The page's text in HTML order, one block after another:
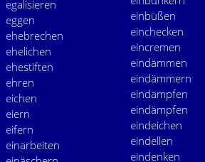
egalisieren
eggen
ehebrechen
ehelichen
ehestiften
ehren
eichen
eiern
eifern
einarbeiten
einbüßen
einchecken
eincremen
eindämmen
eindämmern
eindampfen
eindämpfen
eindeichen
eindellen
eindenken